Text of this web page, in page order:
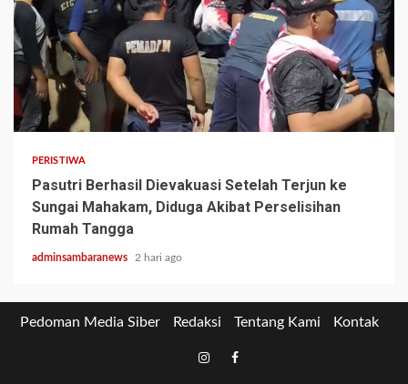
2 min read
PERISTIWA
Pasutri Berhasil Dievakuasi Setelah Terjun ke
Sungai Mahakam, Diduga Akibat Perselisihan
Rumah Tangga
adminsambaranews 2 hari ago
Pedoman Media Siber Redaksi Tentang Kami Kontak
Tiktok
InstagramFacebook